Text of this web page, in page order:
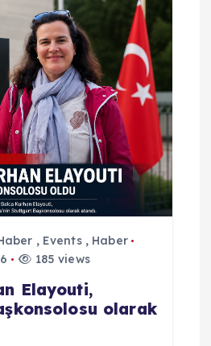
, Events, Haber
185 views
Elayouti,
olarak